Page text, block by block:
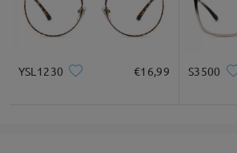
YSL1230 €16,99 S3500